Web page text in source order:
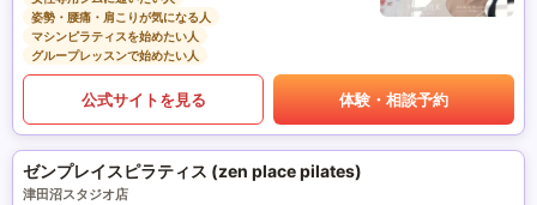
姿勢・腰痛・肩こりが気になる人
マシンピラティスを始めたい人
グループレッスンで始めたい人
公式サイトを見る 体験・相談予約
ゼンプレイスピラティス (zen place pilates)
津田沼スタジオ店